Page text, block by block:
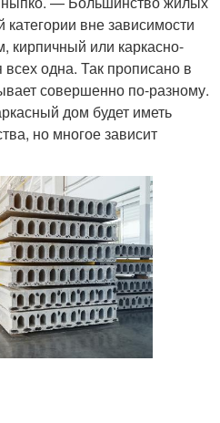
вне зависимости
кирпичный или каркасно-
одна. Так прописано в
совершенно по-разному.
дом будет иметь
но многое зависит